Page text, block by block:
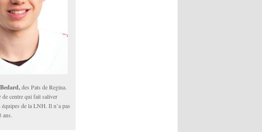
des Pats de Regina.
de centre qui fait saliver
équipes de la LNH. Il n’a pas
ans.